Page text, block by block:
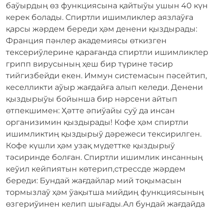
баўырдың өз функциясына қайтыўы ушын 40 күн
керек болады. Спиртли ишимликлер аязлаўға
қарсы жәрдем береди ҳәм денени қыздырады:
Франция пәнлер академиясы өткизген
тексериўлерине қарағанда спиртли ишимликлер
грипп вирусының ҳеш бир түрине тәсир
тийгизбейди екен. Иммун системасын пәсейтип,
кеселликти аўыр жағдайға алып келеди. Денени
қыздырыўы бойынша бир нәрсени айтып
өтпекшимен: Ҳәтте әпиўайы суў да инсан
организимин қыздырады! Кофе ҳәм спиртли
ишимликтиң қыздырыў дәрежеси тексирилген.
Кофе күшли ҳәм узақ мүдеттке қыздырыў
тәсиринде болған. Спиртли ишимлик инсанның
кеўил кейпиятын көтерип,стрессде жәрдем
береди: Бундай жағдайлар мий тоқымасын
тормызлаў ҳәм ўақытша мийдиң функциясының
өзгериўинен келип шығады.Ал бундай жағдайда